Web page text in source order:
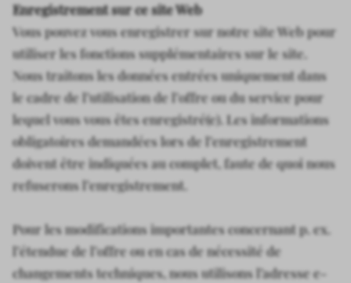
Enregistrement sur ce site Web
Vous pouvez vous enregistrer sur notre site Web pour
utiliser les fonctions supplémentaires sur le site.
Nous traitons les données entrées uniquement dans
le cadre de l’utilisation de l’offre ou du service pour
lequel vous vous êtes enregistré(e). Les informations
obligatoires demandées lors de l’enregistrement
doivent être indiquées au complet, faute de quoi nous
refuserons l’enregistrement.
Pour les modifications importantes concernant p. ex.
l’étendue de l’offre ou en cas de nécessité de
changements techniques, nous utilisons l’adresse e-